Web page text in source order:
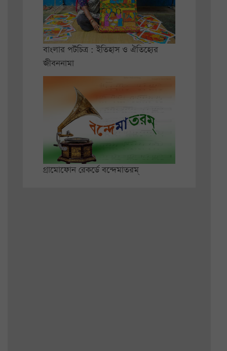
বাংলার পটচিত্র : ইতিহাস ও ঐতিহ্যের
জীবননামা
গ্রামোফোন রেকর্ডে বন্দেমাতরম্